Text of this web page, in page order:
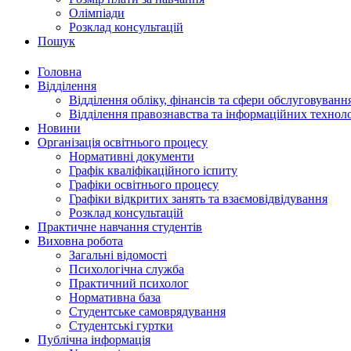
Олімпіади
Розклад консультацій
Пошук
Головна
Відділення
Відділення обліку, фінансів та сфери
Відділення правознавства та інформаційних
Новини
Організація освітнього процесу
Нормативні документи
Графік кваліфікаційного іспиту
Графіки освітнього процесу
Графіки відкритих занять та взаємовідвідування
Розклад консультацій
Практичне навчання студентів
Виховна робота
Загальні відомості
Психологічна служба
Практичний психолог
Нормативна база
Студентське самоврядування
Студентські гуртки
Публічна інформація